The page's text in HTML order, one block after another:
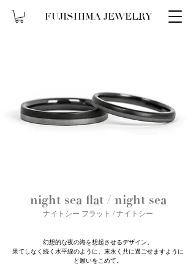
FUJISHIMA JEWELRY
night sea flat / night sea
ナイトシー フラット / ナイトシー
幻想的な夜の海を想起させるデザイン。
果てしなく続く水平線のように、末永く共に過ごせますように
と願いをこめて。